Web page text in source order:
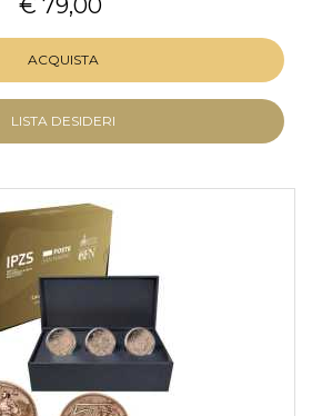
€ 79,00
ACQUISTA
LISTA DESIDERI